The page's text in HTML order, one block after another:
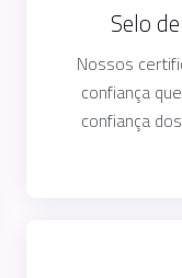
Selo
Nossos
confiança
confiança